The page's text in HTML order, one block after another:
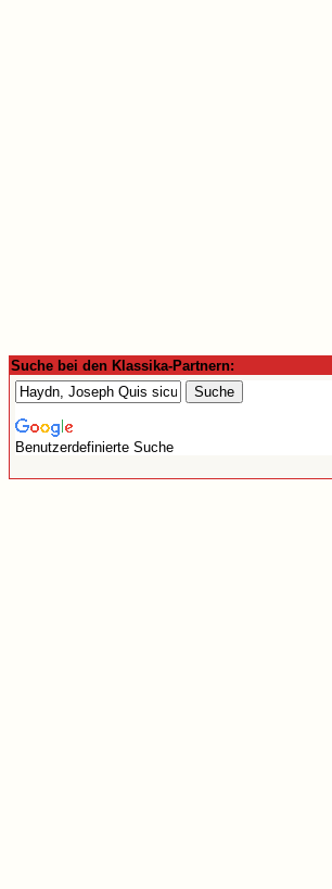
Suche bei den Klassika-Partnern:
Benutzerdefinierte Suche